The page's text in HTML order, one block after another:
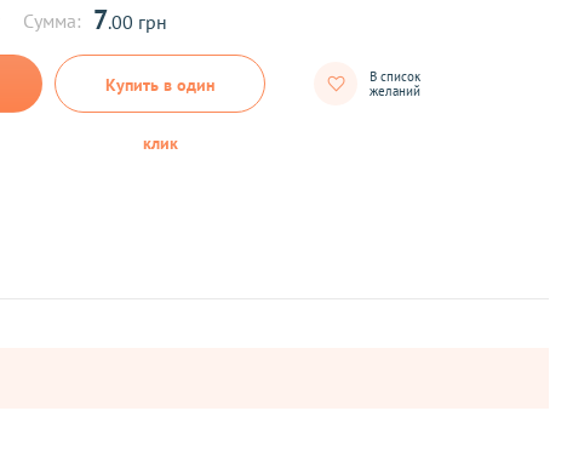
Сумма: 7.00 грн
Купить в один
клик
В список
желаний